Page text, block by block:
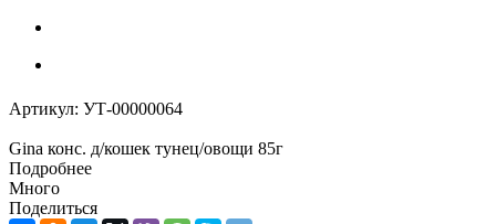
Артикул: УТ-00000064
Gina конс. д/кошек тунец/овощи 85г
Подробнее
Много
Поделиться